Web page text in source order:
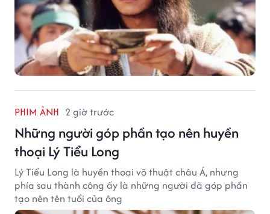
PHIM ẢNH 2 giờ trước
Những người góp phần tạo nên huyền
thoại Lý Tiểu Long
Lý Tiểu Long là huyền thoại võ thuật châu Á, nhưng
phía sau thành công ấy là những người đã góp phần
tạo nên tên tuổi của ông